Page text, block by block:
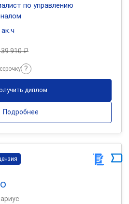
по управлению
39 910 ₽
диплом
Подробнее